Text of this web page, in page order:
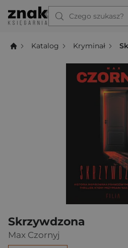
Czego szukasz?
Katalog Kryminał
Skrzywdzona
Max Czornyj